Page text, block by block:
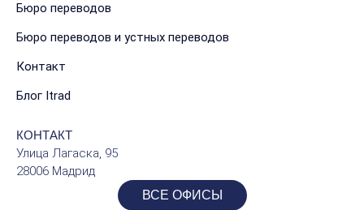
Бюро переводов
Бюро переводов и устных переводов
Контакт
Блог Itrad
КОНТАКТ
Улица Лагаска, 95
28006 Мадрид
ВСЕ ОФИСЫ